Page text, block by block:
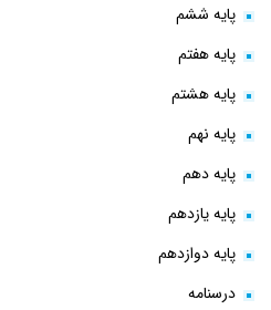
پایه ششم
پایه هفتم
پایه هشتم
پایه نهم
پایه دهم
پایه یازدهم
پایه دوازدهم
درسنامه